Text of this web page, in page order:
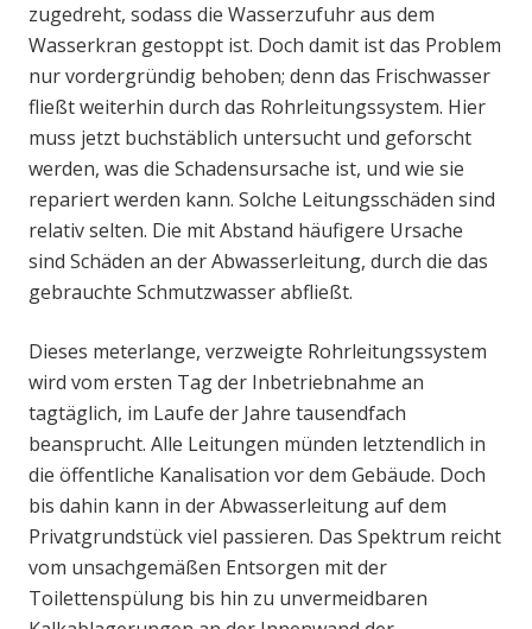
zugedreht, sodass die Wasserzufuhr aus dem
Wasserkran gestoppt ist. Doch damit ist das Problem
nur vordergründig behoben; denn das Frischwasser
fließt weiterhin durch das Rohrleitungssystem. Hier
muss jetzt buchstäblich untersucht und geforscht
werden, was die Schadensursache ist, und wie sie
repariert werden kann. Solche Leitungsschäden sind
relativ selten. Die mit Abstand häufigere Ursache
sind Schäden an der Abwasserleitung, durch die das
gebrauchte Schmutzwasser abfließt.
Dieses meterlange, verzweigte Rohrleitungssystem
wird vom ersten Tag der Inbetriebnahme an
tagtäglich, im Laufe der Jahre tausendfach
beansprucht. Alle Leitungen münden letztendlich in
die öffentliche Kanalisation vor dem Gebäude. Doch
bis dahin kann in der Abwasserleitung auf dem
Privatgrundstück viel passieren. Das Spektrum reicht
vom unsachgemäßen Entsorgen mit der
Toilettenspülung bis hin zu unvermeidbaren